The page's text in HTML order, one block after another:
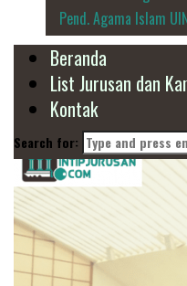
Pend. Agama Islam
Beranda
List Jurusan dan
Kontak
Search for: